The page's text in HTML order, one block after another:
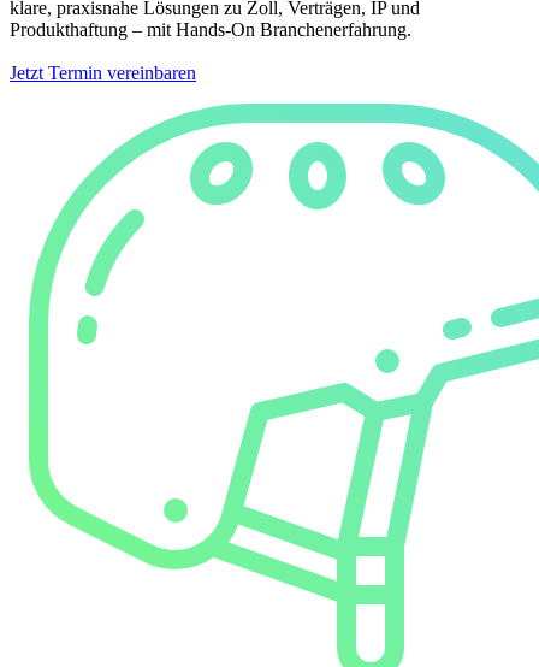
klare, praxisnahe Lösungen zu Zoll, Verträgen, IP und
Produkthaftung – mit Hands-On Branchenerfahrung.
Jetzt Termin vereinbaren